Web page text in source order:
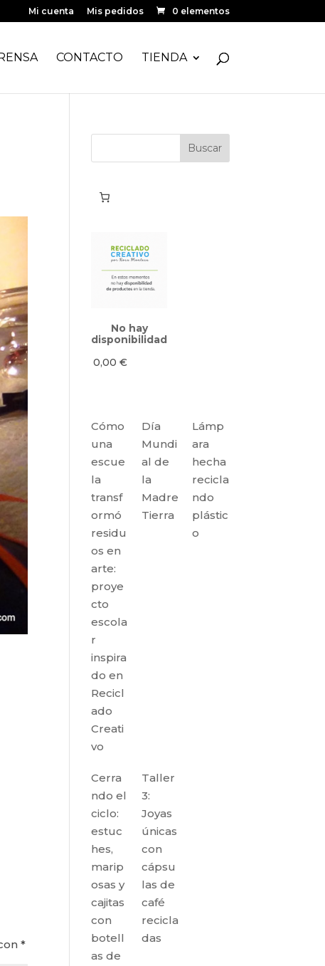
Mi cuenta Mis pedidos 0 elementos
CONTACTO TIENDA
*
No hay
disponibilidad
0,00€
Cómo
una
escue
la
transf
ormó
residu
os en
arte:
proye
cto
escola
r
inspira
do en
Recicl
ado
Creati
vo
Día
Mundi
al de
la
Madre
Tierra
Lámp
ara
hecha
recicla
ndo
plástic
o
Cerra
ndo el
ciclo:
estuc
hes,
marip
osas y
cajitas
con
botell
as de
Taller
3:
Joyas
únicas
con
cápsu
las de
café
recicla
das